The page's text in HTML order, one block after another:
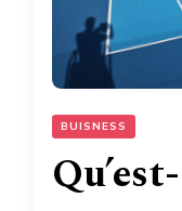
BUISNESS